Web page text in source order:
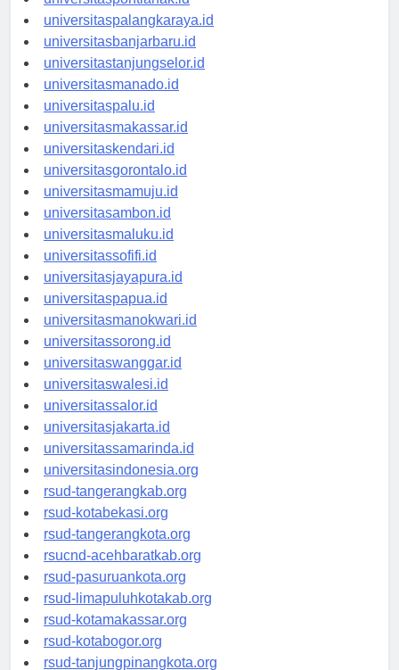
universitaspontianak.id
universitaspalangkaraya.id
universitasbanjarbaru.id
universitastanjungselor.id
universitasmanado.id
universitaspalu.id
universitasmakassar.id
universitaskendari.id
universitasgorontalo.id
universitasmamuju.id
universitasambon.id
universitasmaluku.id
universitassofifi.id
universitasjayapura.id
universitaspapua.id
universitasmanokwari.id
universitassorong.id
universitaswanggar.id
universitaswalesi.id
universitassalor.id
universitasjakarta.id
universitassamarinda.id
universitasindonesia.org
rsud-tangerangkab.org
rsud-kotabekasi.org
rsud-tangerangkota.org
rsucnd-acehbaratkab.org
rsud-pasuruankota.org
rsud-limapuluhkotakab.org
rsud-kotamakassar.org
rsud-kotabogor.org